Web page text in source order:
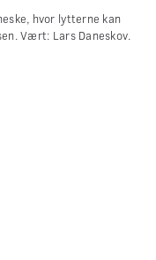
hvor lytterne kan
Vært: Lars Daneskov.